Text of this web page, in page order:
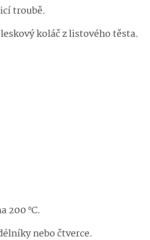
troubě.
koláč z listového těsta.
200 °C.
nebo čtverce.